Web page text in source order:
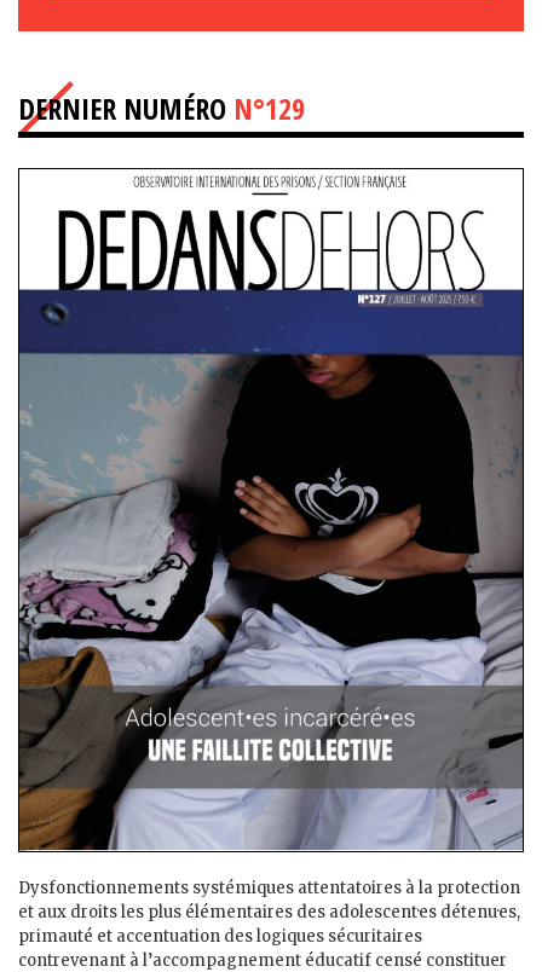
DERNIER NUMÉRO N°129
Dysfonctionnements systémiques attentatoires à la protection
et aux droits les plus élémentaires des adolescent·es détenu·es,
primauté et accentuation des logiques sécuritaires
contrevenant à l’accompagnement éducatif censé constituer